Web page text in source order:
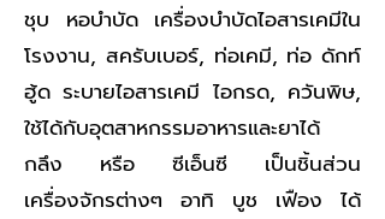
ชุบ หอบำบัด เครื่องบำบัดไอสารเคมีใน
โรงงาน, สครับเบอร์, ท่อเคมี, ท่อ ดักท์
ฮู้ด ระบายไอสารเคมี ไอกรด, ควันพิษ,
ใช้ได้กับอุตสาหกรรมอาหารและยาได้
กลึง หรือ ซีเอ็นซี เป็นชิ้นส่วน
เครื่องจักรต่างๆ อาทิ บูช เฟือง ได้